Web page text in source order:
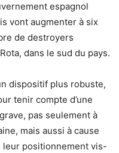
espagnol
vont augmenter à six
de destroyers
dans le sud du pays.
dispositif plus robuste,
tenir compte d’une
pas seulement à
mais aussi à cause
leur positionnement vis-